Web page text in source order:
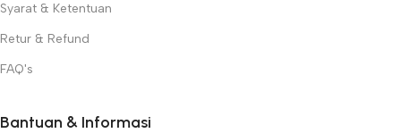
Syarat & Ketentuan
Retur & Refund
FAQ's
Bantuan & Informasi